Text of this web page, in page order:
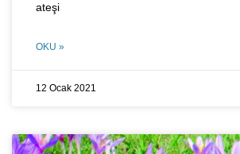
ateşi
OKU »
12 Ocak 2021